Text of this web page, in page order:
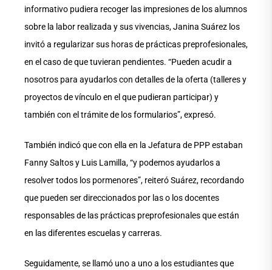
informativo pudiera recoger las impresiones de los alumnos
sobre la labor realizada y sus vivencias, Janina Suárez los
invitó a regularizar sus horas de prácticas preprofesionales,
en el caso de que tuvieran pendientes. “Pueden acudir a
nosotros para ayudarlos con detalles de la oferta (talleres y
proyectos de vínculo en el que pudieran participar) y
también con el trámite de los formularios”, expresó.
También indicó que con ella en la Jefatura de PPP estaban
Fanny Saltos y Luis Lamilla, “y podemos ayudarlos a
resolver todos los pormenores”, reiteró Suárez, recordando
que pueden ser direccionados por las o los docentes
responsables de las prácticas preprofesionales que están
en las diferentes escuelas y carreras.
Seguidamente, se llamó uno a uno a los estudiantes que